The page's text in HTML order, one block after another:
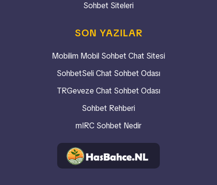
Sohbet Siteleri
SON YAZILAR
Mobilim Mobil Sohbet Chat Sitesi
SohbetSeli Chat Sohbet Odası
TRGeveze Chat Sohbet Odası
Sohbet Rehberi
mIRC Sohbet Nedir